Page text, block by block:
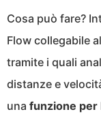
Cosa può fare?
Flow collegabile
tramite i quali
distanze e
una funzione per